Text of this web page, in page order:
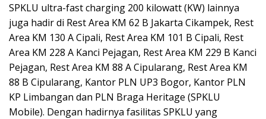
SPKLU ultra-fast charging 200 kilowatt (KW) lainnya
juga hadir di Rest Area KM 62 B Jakarta Cikampek, Rest
Area KM 130 A Cipali, Rest Area KM 101 B Cipali, Rest
Area KM 228 A Kanci Pejagan, Rest Area KM 229 B Kanci
Pejagan, Rest Area KM 88 A Cipularang, Rest Area KM
88 B Cipularang, Kantor PLN UP3 Bogor, Kantor PLN
KP Limbangan dan PLN Braga Heritage (SPKLU
Mobile). Dengan hadirnya fasilitas SPKLU yang